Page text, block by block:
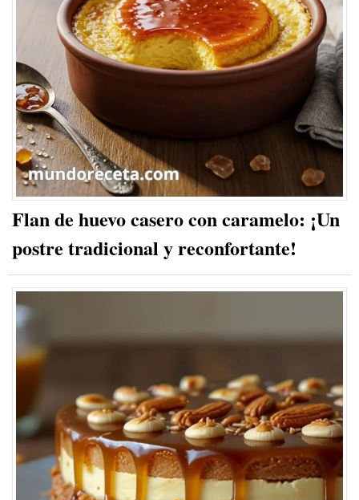
Flan de huevo casero con caramelo: ¡Un
postre tradicional y reconfortante!